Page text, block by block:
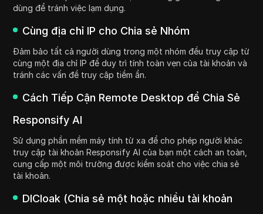
dùng để tránh việc lạm dụng.
Cùng địa chỉ IP cho Chia sẻ Nhóm
Đảm bảo tất cả người dùng trong một nhóm đều truy cập từ
cùng một địa chỉ IP để duy trì tính toàn vẹn của tài khoản và
tránh các vấn đề truy cập tiềm ẩn.
Cách Tiếp Cận Remote Desktop để Chia Sẻ
Responsify AI
Sử dụng phần mềm máy tính từ xa để cho phép người khác
truy cập tài khoản Responsify AI của bạn một cách an toàn,
cung cấp một môi trường được kiểm soát cho việc chia sẻ
tài khoản.
DICloak (Chia sẻ một hoặc nhiều tài khoản